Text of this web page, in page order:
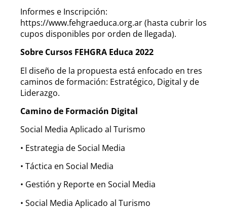
Informes e Inscripción:
https://www.fehgraeduca.org.ar (hasta cubrir los
cupos disponibles por orden de llegada).
Sobre Cursos FEHGRA Educa 2022
El diseño de la propuesta está enfocado en tres
caminos de formación: Estratégico, Digital y de
Liderazgo.
Camino de Formación Digital
Social Media Aplicado al Turismo
• Estrategia de Social Media
• Táctica en Social Media
• Gestión y Reporte en Social Media
• Social Media Aplicado al Turismo